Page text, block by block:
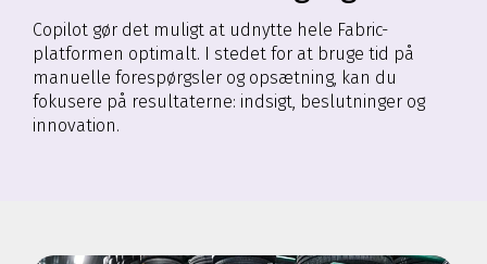
Copilot gør det muligt at udnytte hele Fabric-
platformen optimalt. I stedet for at bruge tid på
manuelle forespørgsler og opsætning, kan du
fokusere på resultaterne: indsigt, beslutninger og
innovation.